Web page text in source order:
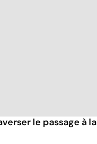
le passage à la